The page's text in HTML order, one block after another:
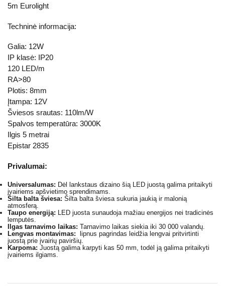
5m Eurolight
Techninė informacija:
Galia: 12W
IP klasė: IP20
120 LED/m
RA>80
Plotis: 8mm
Įtampa: 12V
Šviesos srautas: 110lm/W
Spalvos temperatūra: 3000K
Ilgis 5 metrai
Epistar 2835
Privalumai:
Universalumas: Dėl lankstaus dizaino šią LED juostą galima pritaikyti
įvairiems apšvietimo sprendimams.
Šilta balta šviesa: Šilta balta šviesa sukuria jaukią ir malonią
atmosferą.
Taupo energiją: LED juosta sunaudoja mažiau energijos nei tradicinės
lemputės.
Ilgas tarnavimo laikas: Tarnavimo laikas siekia iki 30 000 valandų.
Lengvas montavimas: lipnus pagrindas leidžia lengvai pritvirtinti
juostą prie įvairių paviršių.
Karpoma: Juostą galima karpyti kas 50 mm, todėl ją galima pritaikyti
įvairiems ilgiams.